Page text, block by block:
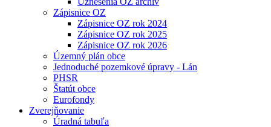
Zápisnice OZ
Zápisnice OZ rok 2024
Zápisnice OZ rok 2025
Zápisnice OZ rok 2026
Územný plán obce
Jednoduché pozemkové úpravy - Lán
PHSR
Štatút obce
Eurofondy
Zverejňovanie
Úradná tabuľa